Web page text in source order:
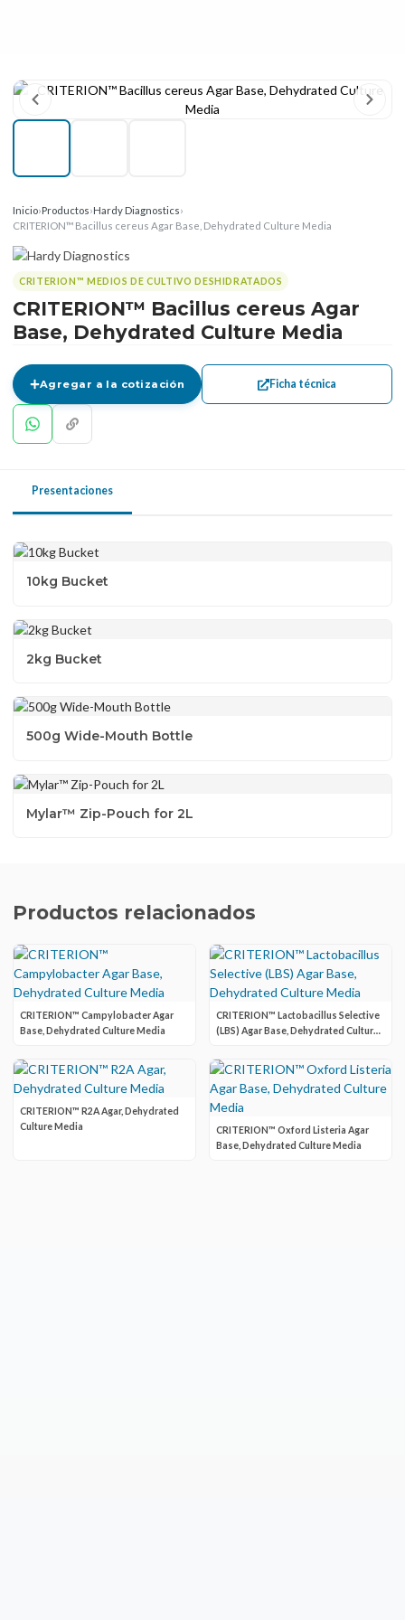
Inicio›Productos›Hardy Diagnostics›
CRITERION™ Bacillus cereus Agar Base, Dehydrated Culture Media
CRITERION™ MEDIOS DE CULTIVO DESHIDRATADOS
CRITERION™ Bacillus cereus Agar
Base, Dehydrated Culture Media
Agregar a la cotización Ficha técnica
Presentaciones
10kg Bucket
2kg Bucket
500g Wide-Mouth Bottle
Mylar™ Zip-Pouch for 2L
Productos relacionados
CRITERION™ Campylobacter Agar
Base, Dehydrated Culture Media
CRITERION™ Lactobacillus Selective
(LBS) Agar Base, Dehydrated Culture
CRITERION™ R2A Agar, Dehydrated
Culture Media
CRITERION™ Oxford Listeria Agar
Base, Dehydrated Culture Media